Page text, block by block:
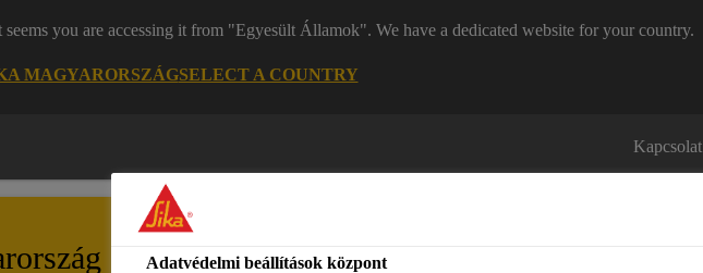
you are accessing it from "Egyesült Államok". We have a dedicated website for your country.
MAGYARORSZÁGSELECT A COUNTRY
Kapcsolat
Adatvédelmi beállítások központ